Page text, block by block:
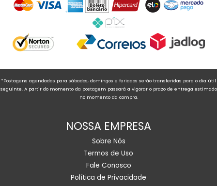
*Postagens agendadas para sábados, domingos e feriados serão transferidas para o dia útil
seguinte. A partir do momento da postagem passará a vigorar o prazo de entrega estimado
no momento da compra.
NOSSA EMPRESA
Sobre Nós
Termos de Uso
Fale Conosco
Política de Privacidade